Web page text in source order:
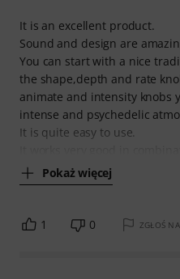
It is an excellent product.
Sound and design are
You can start with a nice
the shape,depth and rate
animate and intensity knobs
intense and psychedelic
It is quite easy to use.
Pokaż więcej
1 0 ZGŁOŚ